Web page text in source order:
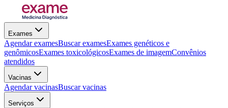
Exames
Agendar examesBuscar examesExames genéticos e
genômicosExames toxicológicosExames de imagemConvênios
atendidos
Vacinas
Agendar vacinasBuscar vacinas
Serviços